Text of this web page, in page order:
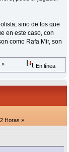
sino de los que
en este caso, con
como Rafa Mir, son
» En línea
Horas »